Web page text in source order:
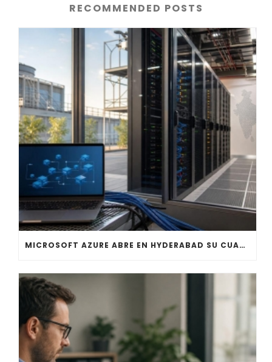
RECOMMENDED POSTS
MICROSOFT AZURE ABRE EN HYDERABAD SU CUARTA REGIÓN EN INDIA PARA CARGAS DE IA